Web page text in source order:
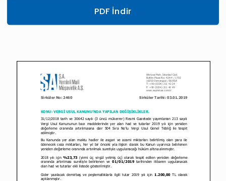
PDF İndir